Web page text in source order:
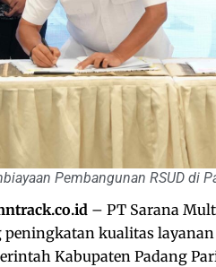
Pembangunan RSUD di
– PT Sarana
kualitas
Kabupaten Padang